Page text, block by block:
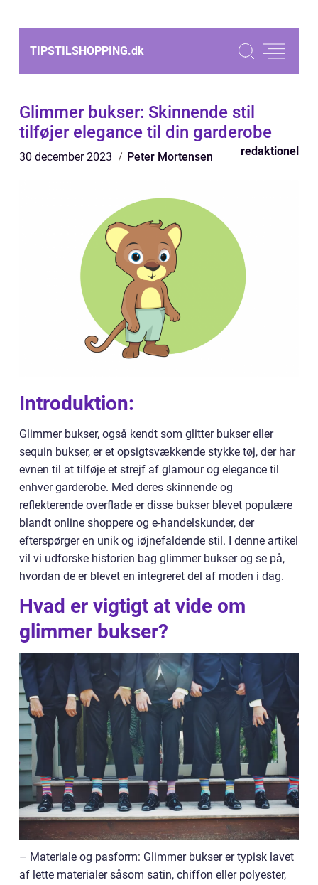
TIPSTILSHOPPING.dk
Glimmer bukser: Skinnende stil
tilføjer elegance til din garderobe
30 december 2023 Peter Mortensen redaktionel
Introduktion:
Glimmer bukser, også kendt som glitter bukser eller
sequin bukser, er et opsigtsvækkende stykke tøj, der har
evnen til at tilføje et strejf af glamour og elegance til
enhver garderobe. Med deres skinnende og
reflekterende overflade er disse bukser blevet populære
blandt online shoppere og e-handelskunder, der
efterspørger en unik og iøjnefaldende stil. I denne artikel
vil vi udforske historien bag glimmer bukser og se på,
hvordan de er blevet en integreret del af moden i dag.
Hvad er vigtigt at vide om
glimmer bukser?
– Materiale og pasform: Glimmer bukser er typisk lavet
af lette materialer såsom satin, chiffon eller polyester,